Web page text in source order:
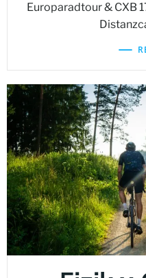
Europaradtour & CXB